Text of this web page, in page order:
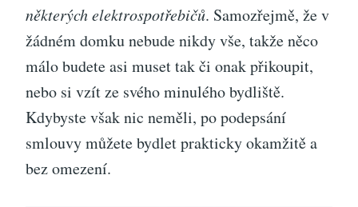
některých elektrospotřebičů. Samozřejmě, že v
žádném domku nebude nikdy vše, takže něco
málo budete asi muset tak či onak přikoupit,
nebo si vzít ze svého minulého bydliště.
Kdybyste však nic neměli, po podepsání
smlouvy můžete bydlet prakticky okamžitě a
bez omezení.